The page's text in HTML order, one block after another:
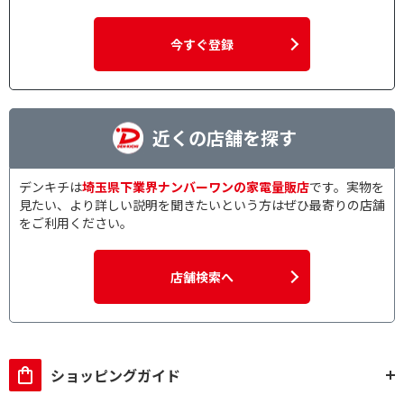
今すぐ登録
近くの店舗を探す
デンキチは埼玉県下業界ナンバーワンの家電量販店です。実物を
見たい、より詳しい説明を聞きたいという方はぜひ最寄りの店舗
をご利用ください。
店舗検索へ
ショッピングガイド